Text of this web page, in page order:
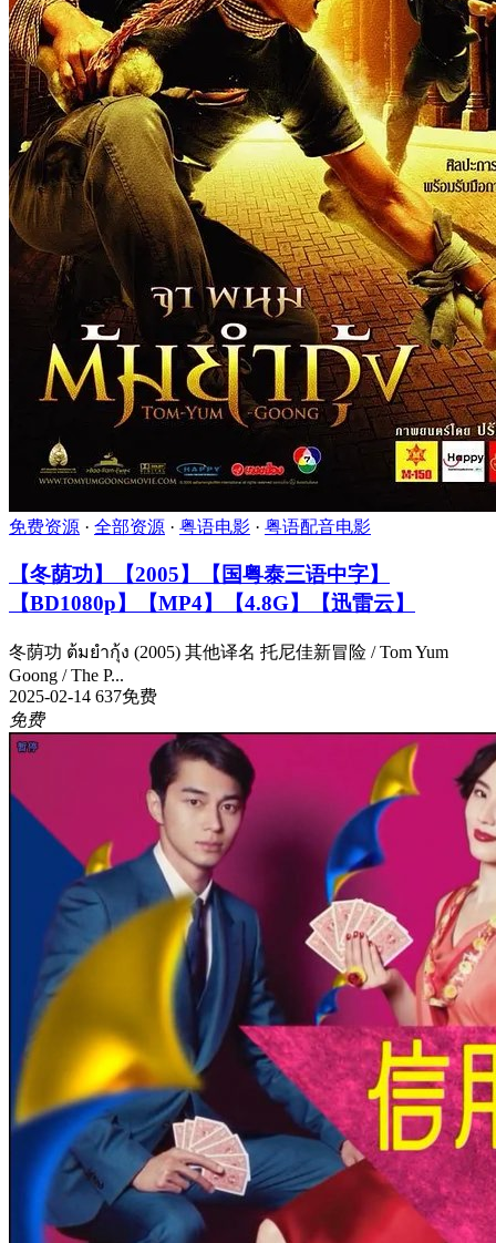
免费资源 · 全部资源 · 粤语电影 · 粤语配音电影
【冬荫功】【2005】【国粤泰三语中字】
【BD1080p】【MP4】【4.8G】【迅雷云】
冬荫功 ต้มยำกุ้ง (2005) 其他译名 托尼佳新冒险 / Tom Yum
Goong / The P...
2025-02-14 637免费
免费